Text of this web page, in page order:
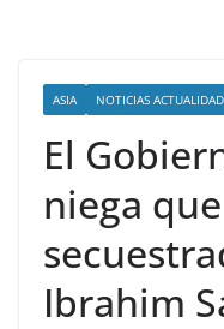
ASIA NOTICIAS
El
niega
Ibrahim